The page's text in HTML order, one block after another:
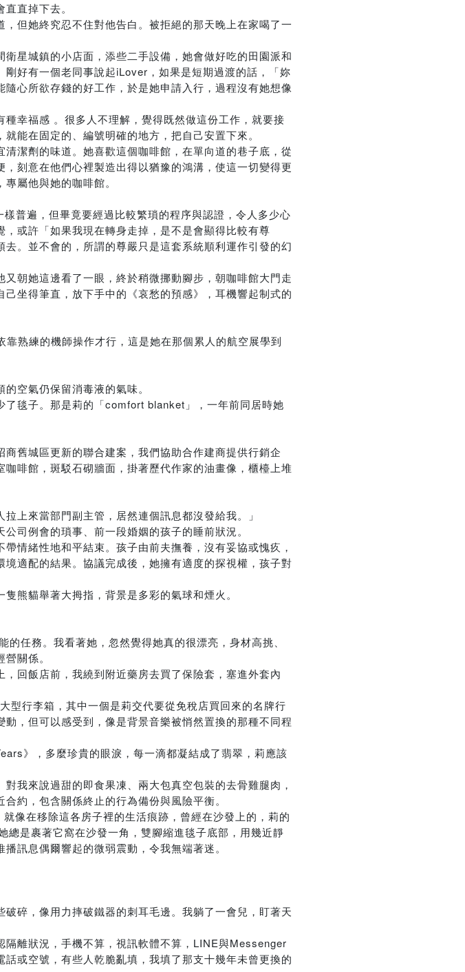
直掉下去。
但她終究忍不住對他告白。被拒絕的那天晚上在家喝了一
星城鎮的小店面，添些二手設備，她會做好吃的田園派和
好有一個老同事說起iLover，如果是短期過渡的話，「妳
心所欲存錢的好工作，於是她申請入行，過程沒有她想像
幸福感 。很多人不理解，覺得既然做這份工作，就要接
能在固定的、編號明確的地方，把自己安置下來。
潔劑的味道。她喜歡這個咖啡館，在單向道的巷子底，從
刻意在他們心裡製造出得以猶豫的鴻溝，使這一切變得更
屬他與她的咖啡館。
普遍，但畢竟要經過比較繁瑣的程序與認證，令人多少心
或許「如果我現在轉身走掉，是不是會顯得比較有尊
。並不會的，所謂的尊嚴只是這套系統順利運作引發的幻
朝她這邊看了一眼，終於稍微挪動腳步，朝咖啡館大門走
坐得筆直，放下手中的《哀愁的預感》，耳機響起制式的
熟練的機師操作才行，這是她在那個累人的航空展學到
空氣仍保留消毒液的氣味。
毯子。那是莉的「comfort blanket」，一年前同居時她
舊城區更新的聯合建案，我們協助合作建商提供行銷企
啡館，斑駁石砌牆面，掛著歷代作家的油畫像，櫃檯上堆
上來當部門副主管，居然連個訊息都沒發給我。」
司例會的瑣事、前一段婚姻的孩子的睡前狀況。
情緒性地和平結束。孩子由前夫撫養，沒有妥協或愧疚，
適配的結果。協議完成後，她擁有適度的探視權，孩子對
熊貓舉著大拇指，背景是多彩的氣球和煙火。
任務。我看著她，忽然覺得她真的很漂亮，身材高挑、
關係。
回飯店前，我繞到附近藥房去買了保險套，塞進外套內
型行李箱，其中一個是莉交代要從免稅店買回來的名牌行
，但可以感受到，像是背景音樂被悄然置換的那種不同程
》，多麼珍貴的眼淚，每一滴都凝結成了翡翠，莉應該
我來說過甜的即食果凍、兩大包真空包裝的去骨雞腿肉，
約，包含關係終止的行為備份與風險平衡。
像在移除這各房子裡的生活痕跡，曾經在沙發上的，莉的
是裹著它窩在沙發一角，雙腳縮進毯子底部，用幾近靜
訊息偶爾響起的微弱震動，令我無端著迷。
碎，像用力摔破鐵器的刺耳毛邊。我躺了一會兒，盯著天
離狀況，手機不算，視訊軟體不算，LINE與Messenger
或空號，有些人乾脆亂填，我填了那支十幾年未曾更換的